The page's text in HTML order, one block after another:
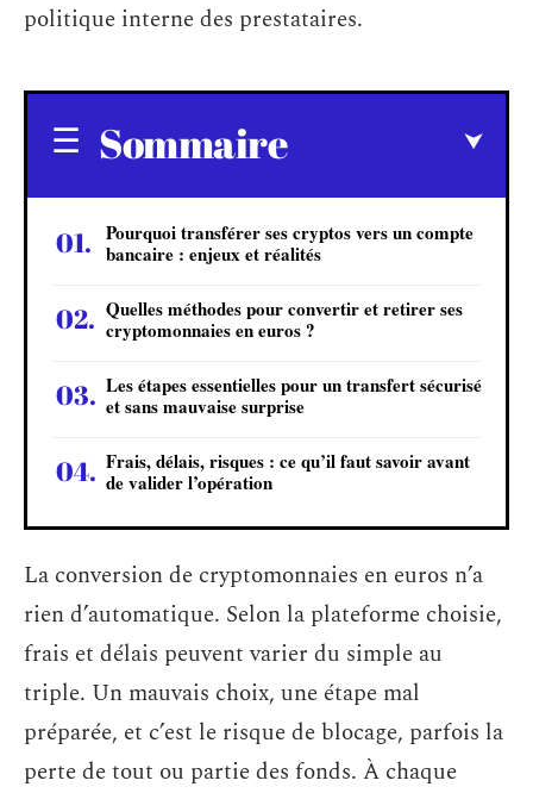
politique interne des prestataires.
Sommaire
Pourquoi transférer ses cryptos vers un compte
bancaire : enjeux et réalités
Quelles méthodes pour convertir et retirer ses
cryptomonnaies en euros ?
Les étapes essentielles pour un transfert sécurisé
et sans mauvaise surprise
Frais, délais, risques : ce qu’il faut savoir avant
de valider l’opération
La conversion de cryptomonnaies en euros n’a
rien d’automatique. Selon la plateforme choisie,
frais et délais peuvent varier du simple au
triple. Un mauvais choix, une étape mal
préparée, et c’est le risque de blocage, parfois la
perte de tout ou partie des fonds. À chaque